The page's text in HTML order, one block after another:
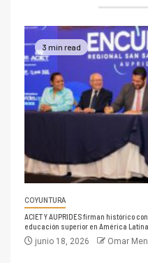
3 min read
COYUNTURA
ACIET Y AUPRIDES firman histórico
educación superior en América Latina
junio 18, 2026 Omar